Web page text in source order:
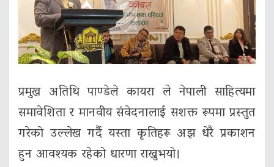
प्रमुख अतिथि पाण्डेले कायरा ले नेपाली साहित्यमा
समावेशिता र मानवीय संवेदनालाई सशक्त रूपमा प्रस्तुत
गरेको उल्लेख गर्दै यस्ता कृतिहरू अझ धेरै प्रकाशन
हुन आवश्यक रहेको धारणा राख्नुभयो।